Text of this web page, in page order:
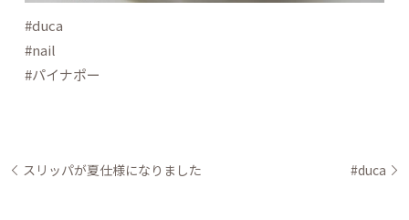
#duca
#nail
#パイナポー
スリッパが夏仕様になりました #duca